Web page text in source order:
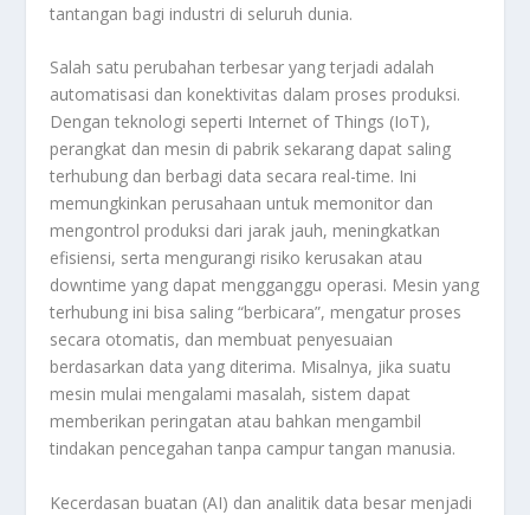
tantangan bagi industri di seluruh dunia.
Salah satu perubahan terbesar yang terjadi adalah
automatisasi dan konektivitas dalam proses produksi.
Dengan teknologi seperti Internet of Things (IoT),
perangkat dan mesin di pabrik sekarang dapat saling
terhubung dan berbagi data secara real-time. Ini
memungkinkan perusahaan untuk memonitor dan
mengontrol produksi dari jarak jauh, meningkatkan
efisiensi, serta mengurangi risiko kerusakan atau
downtime yang dapat mengganggu operasi. Mesin yang
terhubung ini bisa saling “berbicara”, mengatur proses
secara otomatis, dan membuat penyesuaian
berdasarkan data yang diterima. Misalnya, jika suatu
mesin mulai mengalami masalah, sistem dapat
memberikan peringatan atau bahkan mengambil
tindakan pencegahan tanpa campur tangan manusia.
Kecerdasan buatan (AI) dan analitik data besar menjadi